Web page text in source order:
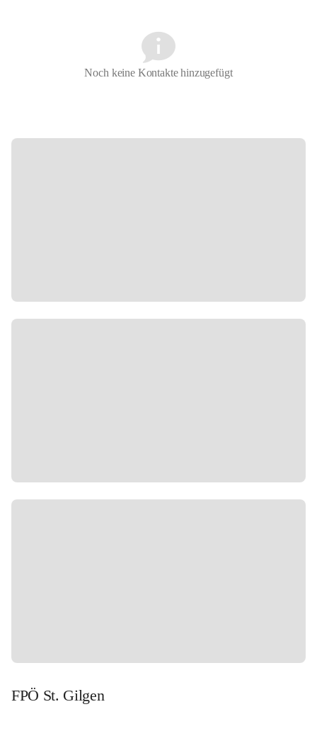
Noch keine Kontakte hinzugefügt
FPÖ St. Gilgen